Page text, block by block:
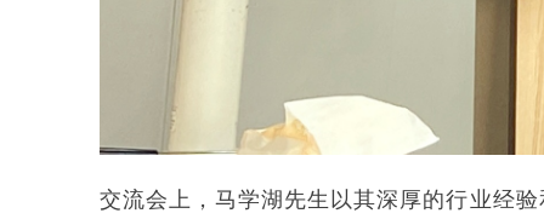
交流会上，马学湖先生以其深厚的行业经